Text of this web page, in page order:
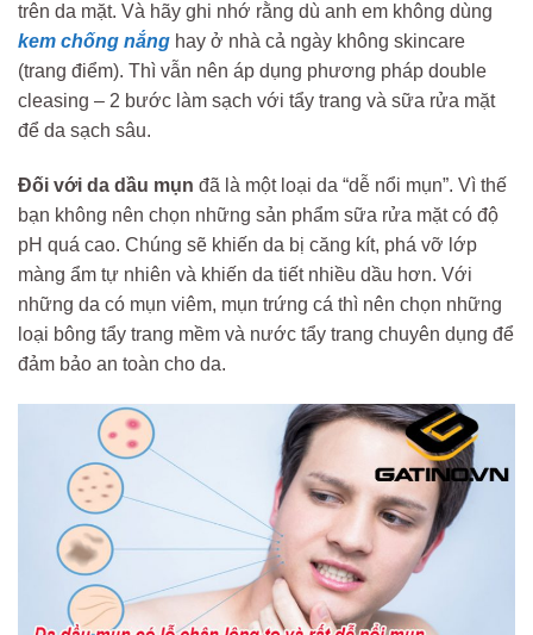
trên da mặt. Và hãy ghi nhớ rằng dù anh em không dùng
kem chống nắng hay ở nhà cả ngày không skincare
(trang điểm). Thì vẫn nên áp dụng phương pháp double
cleasing – 2 bước làm sạch với tẩy trang và sữa rửa mặt
để da sạch sâu.
Đối với da dầu mụn đã là một loại da “dễ nổi mụn”. Vì thế
bạn không nên chọn những sản phẩm sữa rửa mặt có độ
pH quá cao. Chúng sẽ khiến da bị căng kít, phá vỡ lớp
màng ẩm tự nhiên và khiến da tiết nhiều dầu hơn. Với
những da có mụn viêm, mụn trứng cá thì nên chọn những
loại bông tẩy trang mềm và nước tẩy trang chuyên dụng để
đảm bảo an toàn cho da.